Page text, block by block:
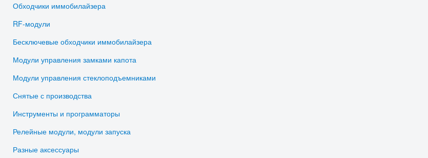
Обходчики иммобилайзера
RF-модули
Бесключевые обходчики иммобилайзера
Модули управления замками капота
Модули управления стеклоподъемниками
Снятые с производства
Инструменты и программаторы
Релейные модули, модули запуска
Разные аксессуары